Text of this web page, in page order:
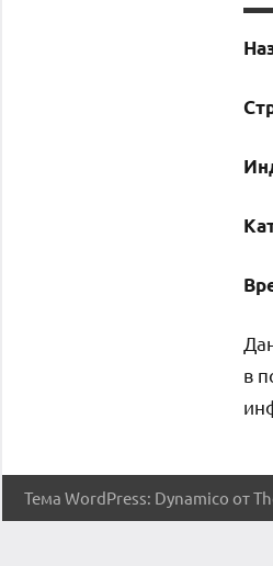
в
Тема WordPress: Dynamico от